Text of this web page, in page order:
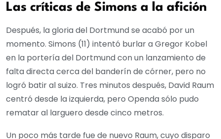
Las críticas de Simons a la afición
Después, la gloria del Dortmund se acabó por un
momento. Simons (11) intentó burlar a Gregor Kobel
en la portería del Dortmund con un lanzamiento de
falta directa cerca del banderín de córner, pero no
logró batir al suizo. Tres minutos después, David Raum
centró desde la izquierda, pero Openda sólo pudo
rematar al larguero desde cinco metros.
Un poco más tarde fue de nuevo Raum, cuyo disparo